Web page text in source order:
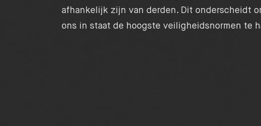
afhankelijk zijn van derden. Dit onderscheidt
ons in staat de hoogste veiligheidsnormen te